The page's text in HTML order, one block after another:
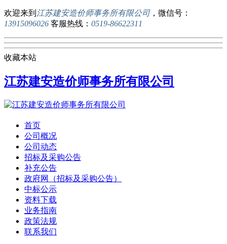
欢迎来到 江苏建安造价师事务所有限公司，微信号：
13915096026 客服热线： 0519-86622311
收藏本站
江苏建安造价师事务所有限公司
首页
公司概况
公司动态
招标及采购公告
补充公告
政府网（招标及采购公告）
中标公示
资料下载
业务指南
政策法规
联系我们